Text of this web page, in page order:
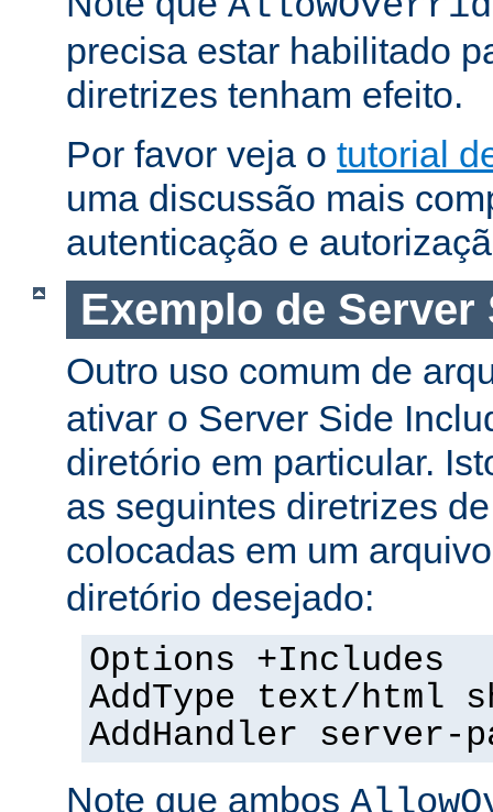
precisa estar habilitado
diretrizes tenham efeito.
Por favor veja o tutorial
uma discussão mais
autenticação e
Exemplo de Server
Outro uso comum de
ativar o Server Side
diretório em particular.
as seguintes diretrizes
colocadas em um
diretório desejado:
Options +Includes
AddType text/html
AddHandler server-
Note que ambos